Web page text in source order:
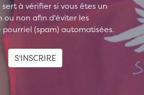
à vérifier si vous êtes un
ou non afin d'éviter les
pourriel (spam) automatisées.
S'INSCRIRE